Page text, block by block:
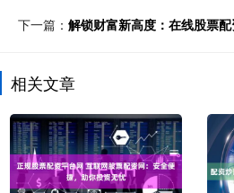
下一篇： 解锁财富新高度：在线股票
相关文章